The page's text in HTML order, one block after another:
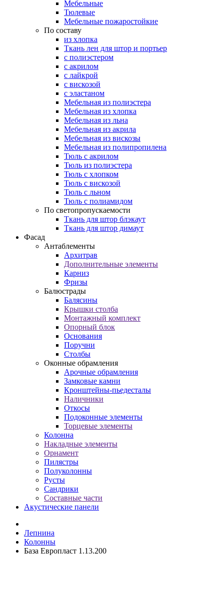
Мебельные
Тюлевые
Мебельные пожаростойкие
По составу
из хлопка
Ткань лен для штор и портьер
с полиэстером
с акрилом
с лайкрой
с вискозой
с эластаном
Мебельная из полиэстера
Мебельная из хлопка
Мебельная из льна
Мебельная из акрила
Мебельная из вискозы
Мебельная из полипропилена
Тюль с акрилом
Тюль из полиэстера
Тюль с хлопком
Тюль с вискозой
Тюль с льном
Тюль с полиамидом
По светопропускаемости
Ткань для штор блэкаут
Ткань для штор димаут
Фасад
Антаблементы
Архитрав
Дополнительные элементы
Карниз
Фризы
Балюстрады
Балясины
Крышки столба
Монтажный комплект
Опорный блок
Основания
Поручни
Столбы
Оконные обрамления
Арочные обрамления
Замковые камни
Кронштейны-пьедесталы
Наличники
Откосы
Подоконные элементы
Торцевые элементы
Колонна
Накладные элементы
Орнамент
Пилястры
Полуколонны
Русты
Сандрики
Составные части
Акустические панели
Лепнина
Колонны
База Европласт 1.13.200